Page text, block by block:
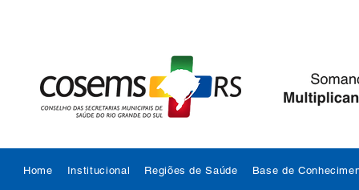
Home Institucional Regiões de Saúde Base de